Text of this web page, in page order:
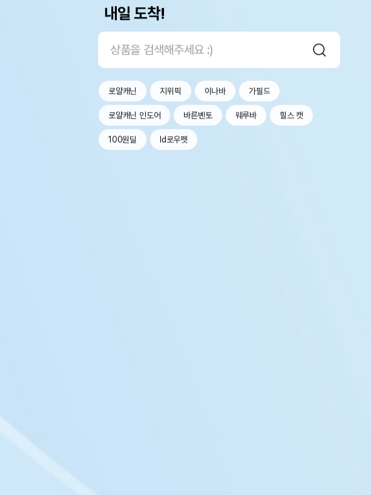
내일 도착!
로얄캐닌 지위픽 이나바 가필드
로얄캐닌 인도어 바른벤토 웨루바 힐스 캣
100원딜 Id로우펫